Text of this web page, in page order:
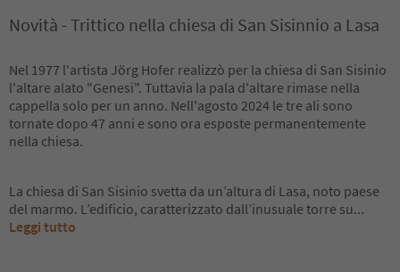
Novità - Trittico nella chiesa di San Sisinnio a Lasa
Nel 1977 l'artista Jörg Hofer realizzò per la chiesa di San Sisinio
l'altare alato "Genesi". Tuttavia la pala d'altare rimase nella
cappella solo per un anno. Nell'agosto 2024 le tre ali sono
tornate dopo 47 anni e sono ora esposte permanentemente
nella chiesa.
La chiesa di San Sisinio svetta da un’altura di Lasa, noto paese
del marmo. L’edificio, caratterizzato dall’inusuale torre su...
Leggi tutto